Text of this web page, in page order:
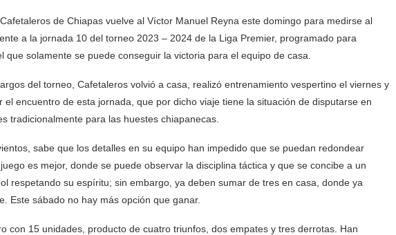
de Chiapas vuelve al Víctor Manuel Reyna este domingo para medirse al
a la jornada 10 del torneo 2023 – 2024 de la Liga Premier, programado para
que solamente se puede conseguir la victoria para el equipo de casa.
del torneo, Cafetaleros volvió a casa, realizó entrenamiento vespertino el viernes y
el encuentro de esta jornada, que por dicho viaje tiene la situación de disputarse en
tradicionalmente para las huestes chiapanecas.
sabe que los detalles en su equipo han impedido que se puedan redondear
es mejor, donde se puede observar la disciplina táctica y que se concibe a un
respetando su espíritu; sin embargo, ya deben sumar de tres en casa, donde ya
Este sábado no hay más opción que ganar.
con 15 unidades, producto de cuatro triunfos, dos empates y tres derrotas. Han